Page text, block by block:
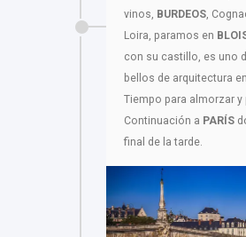
vinos, BURDEOS ,
Loira, paramos en
con su castillo, es uno
bellos de arquitectura
Tiempo para almorzar y
Continuación a PARÍS
final de la tarde.